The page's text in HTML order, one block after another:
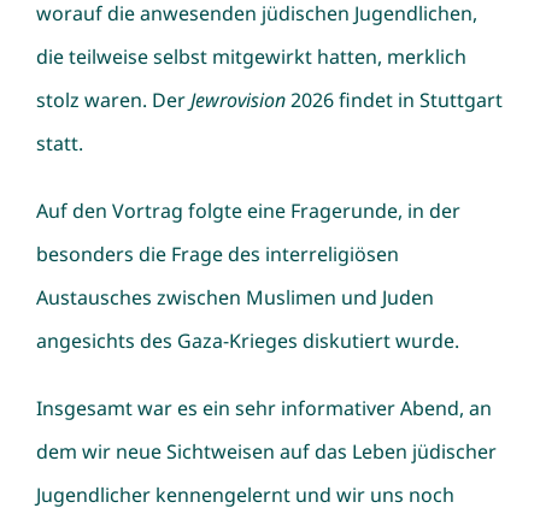
worauf die anwesenden jüdischen Jugendlichen,
die teilweise selbst mitgewirkt hatten, merklich
stolz waren. DerJewrovision2026 findet in Stuttgart
statt.
Auf den Vortrag folgte eine Fragerunde, in der
besonders die Frage des interreligiösen
Austausches zwischen Muslimen und Juden
angesichts des Gaza-Krieges diskutiert wurde.
Insgesamt war es ein sehr informativer Abend, an
dem wir neue Sichtweisen auf das Leben jüdischer
Jugendlicher kennengelernt und wir uns noch